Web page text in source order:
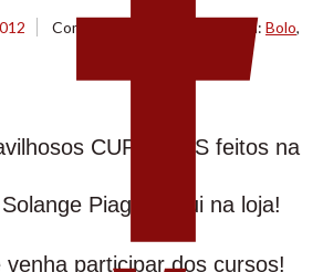
Comentários Categoria: Bolo,
CUPCAKES feitos na
Piagge aqui na loja!
participar dos cursos!